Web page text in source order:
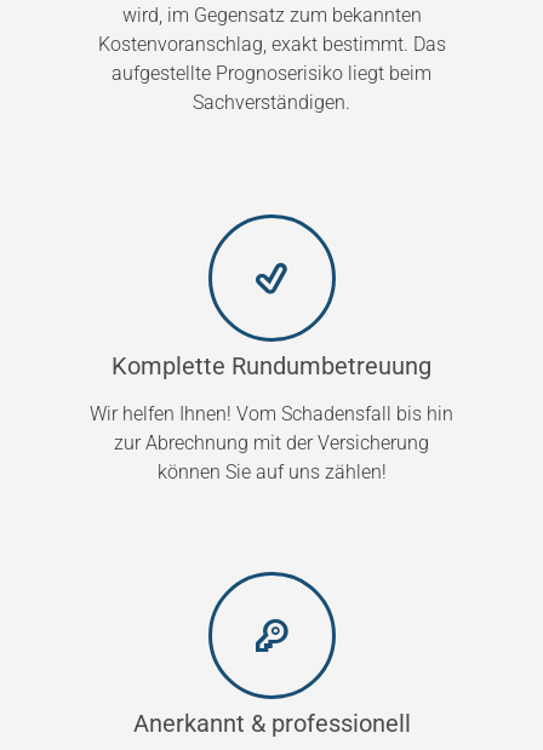
wird, im Gegensatz zum bekannten
Kostenvoranschlag, exakt bestimmt. Das
aufgestellte Prognoserisiko liegt beim
Sachverständigen.
Komplette Rundumbetreuung
Wir helfen Ihnen! Vom Schadensfall bis hin
zur Abrechnung mit der Versicherung
können Sie auf uns zählen!
Anerkannt & professionell